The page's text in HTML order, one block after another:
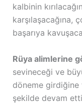
kalbinin
karşılaşacağına,
başarıya
Rüya alimlerine
sevineceği ve
döneme girdiğine
şekilde devam